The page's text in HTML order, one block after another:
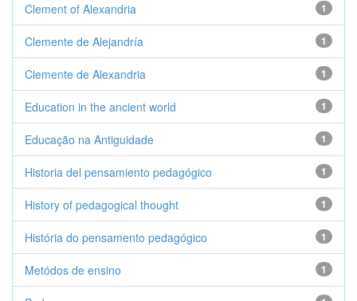
1
Clement of Alexandria
1
Clemente de Alejandría
1
Clemente de Alexandria
1
Education in the ancient world
1
Educação na Antiguidade
1
Historia del pensamiento pedagógico
1
History of pedagogical thought
1
História do pensamento pedagógico
1
Metódos de ensino